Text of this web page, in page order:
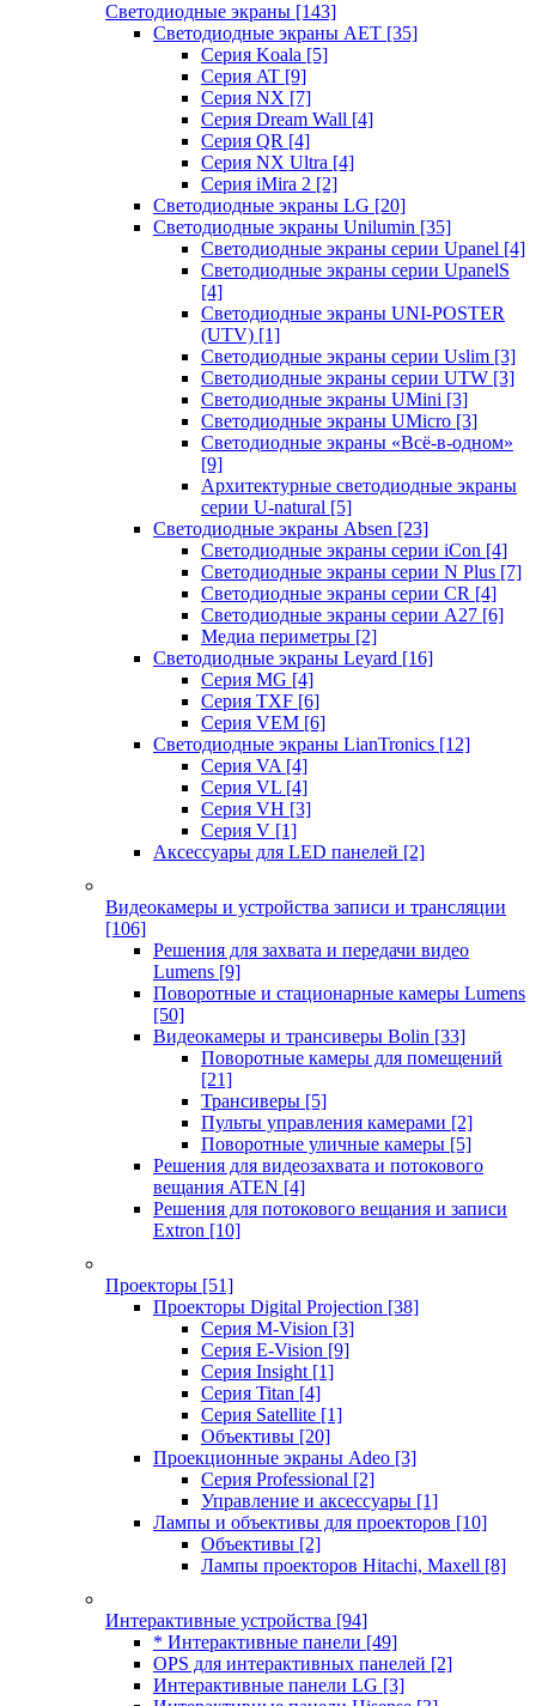
Светодиодные экраны [143]
Светодиодные экраны AET [35]
Cерия Koala [5]
Серия AT [9]
Серия NX [7]
Серия Dream Wall [4]
Серия QR [4]
Серия NX Ultra [4]
Серия iMira 2 [2]
Светодиодные экраны LG [20]
Светодиодные экраны Unilumin [35]
Светодиодные экраны серии Upanel [4]
Светодиодные экраны серии UpanelS
[4]
Светодиодные экраны UNI-POSTER
(UTV) [1]
Светодиодные экраны серии Uslim [3]
Светодиодные экраны серии UTW [3]
Светодиодные экраны UMini [3]
Светодиодные экраны UMicro [3]
Светодиодные экраны «Всё-в-одном»
[9]
Архитектурные светодиодные экраны
серии U-natural [5]
Светодиодные экраны Absen [23]
Светодиодные экраны серии iCon [4]
Светодиодные экраны серии N Plus [7]
Светодиодные экраны серии CR [4]
Светодиодные экраны серии А27 [6]
Медиа периметры [2]
Светодиодные экраны Leyard [16]
Серия MG [4]
Серия TXF [6]
Серия VEM [6]
Светодиодные экраны LianTronics [12]
Серия VA [4]
Серия VL [4]
Серия VH [3]
Серия V [1]
Аксессуары для LED панелей [2]
Видеокамеры и устройства записи и трансляции
[106]
Решения для захвата и передачи видео
Lumens [9]
Поворотные и стационарные камеры Lumens
[50]
Видеокамеры и трансиверы Bolin [33]
Поворотные камеры для помещений
[21]
Трансиверы [5]
Пульты управления камерами [2]
Поворотные уличные камеры [5]
Решения для видеозахвата и потокового
вещания ATEN [4]
Решения для потокового вещания и записи
Extron [10]
Проекторы [51]
Проекторы Digital Projection [38]
Серия M-Vision [3]
Серия E-Vision [9]
Серия Insight [1]
Серия Titan [4]
Серия Satellite [1]
Объективы [20]
Проекционные экраны Adeo [3]
Серия Professional [2]
Управление и аксессуары [1]
Лампы и объективы для проекторов [10]
Объективы [2]
Лампы проекторов Hitachi, Maxell [8]
Интерактивные устройства [94]
* Интерактивные панели [49]
OPS для интерактивных панелей [2]
Интерактивные панели LG [3]